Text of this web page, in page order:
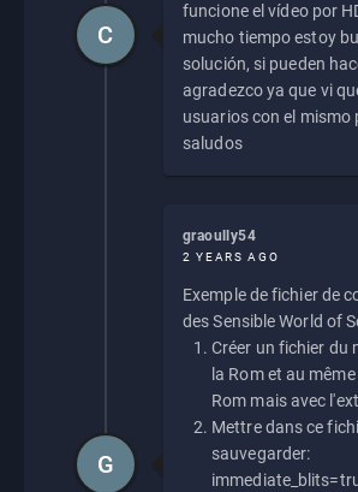
funcione el vídeo por
mucho tiempo estoy
solución, si pueden
agradezco ya que vi
usuarios con el mismo
saludos
C
graoully54
2 YEARS AGO
Exemple de fichier de
des Sensible World of
Créer un fichier du
la Rom et au
Rom mais avec
Mettre dans ce
sauvegarder:
G